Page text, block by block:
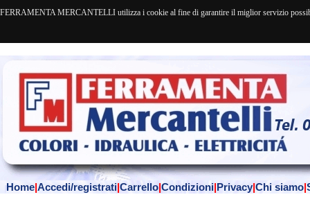
FERRAMENTA MERCANTELLI utilizza i cookie al fine di garantire il miglior servizio
Home|Accedi/registrati|Carrello|Condizioni|Privacy|Chi siamo|